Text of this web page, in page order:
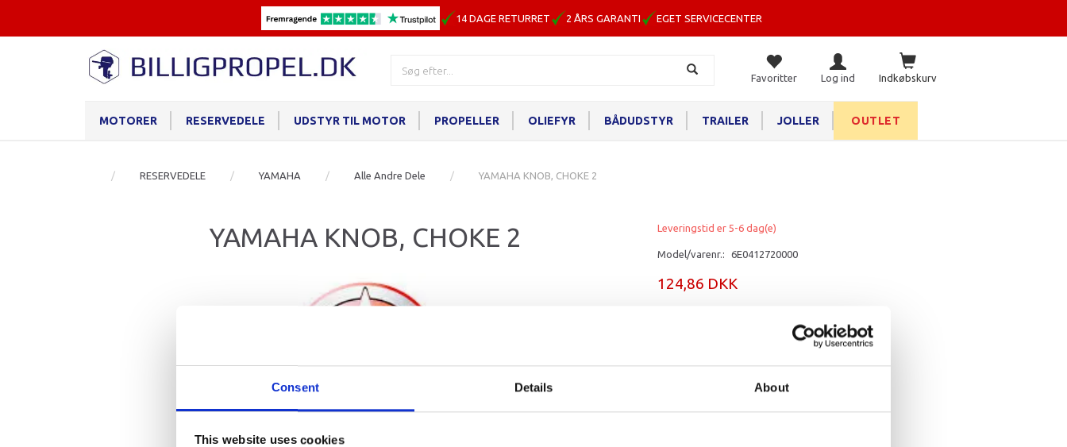
Consent Details About
This website uses cookies
14 DAGE RETURRET 2 ÅRS GARANTI EGET SERVICECENTER
Indkøbskurv
Favoritter Log ind
MOTORER RESERVEDELE UDSTYR TIL MOTOR PROPELLER OLIEFYR BÅDUDSTYR TRAILER JOLLER OUTLET
RESERVEDELE YAMAHA Alle Andre Dele YAMAHA KNOB, CHOKE 2
YAMAHA KNOB, CHOKE 2 Leveringstid er 5-6 dag(e)
Model/varenr.: 6E0412720000
124,86 DKK
YAMAHA KNOB, CHOKE 2